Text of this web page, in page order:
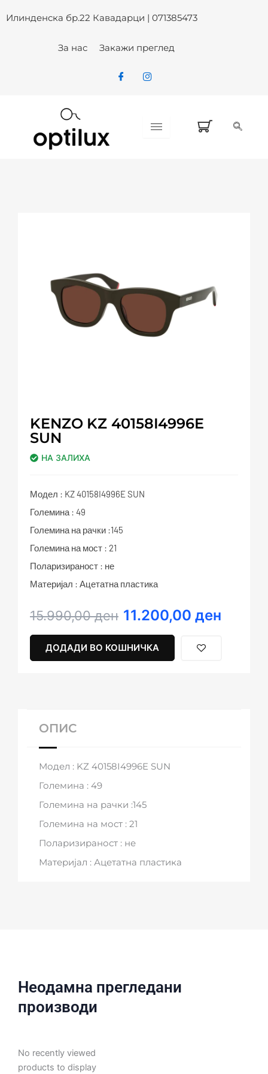
toИлинденска бр.22 Кавадарци | 071385473
За нас Закажи преглед
KENZO KZ 40158I4996E
SUN
НА ЗАЛИХА
Модел : KZ 40158I4996E SUN
Големина : 49
Големина на рачки :145
Големина на мост : 21
Поларизираност : не
Материјал : Ацетатна пластика
15.990,00ден
Original
was:
15.990,00 ден.
11.200,00 ден
Current
11.200,00 ден.
ДОДАДИ ВО КОШНИЧКА
ОПИС
Модел : KZ 40158I4996E SUN
Големина : 49
Големина на рачки :145
Големина на мост : 21
Поларизираност : не
Материјал : Ацетатна пластика
Неодамна прегледани
производи
No recently viewed
products to display